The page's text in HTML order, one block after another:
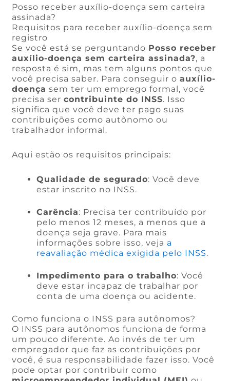
Posso receber auxílio-doença sem carteira
assinada?
Requisitos para receber auxílio-doença sem
registro
Se você está se perguntando Posso receber
auxílio-doença sem carteira assinada?, a
resposta é sim, mas tem alguns pontos que
você precisa saber. Para conseguir oauxílio-
doença sem ter um emprego formal, você
precisa sercontribuinte do INSS. Isso
significa que você deve ter pago suas
contribuições como autônomo ou
trabalhador informal.
Aqui estão os requisitos principais:
Qualidade de segurado: Você deve
estar inscrito no INSS.
Carência: Precisa ter contribuído por
pelo menos 12 meses, a menos que a
doença seja grave. Para mais
informações sobre isso, veja a
reavaliação médica exigida pelo INSS.
Impedimento para o trabalho: Você
deve estar incapaz de trabalhar por
conta de uma doença ou acidente.
Como funciona o INSS para autônomos?
O INSS para autônomos funciona de forma
um pouco diferente. Ao invés de ter um
empregador que faz as contribuições por
você, é sua responsabilidade fazer isso. Você
pode optar por contribuir como